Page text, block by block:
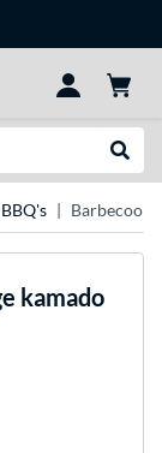
Barbecook
kamado